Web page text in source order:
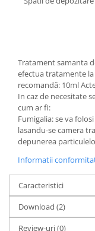
Tratament samanta
efectua tratamente
recomandă: 10ml
In caz de necesitate
cum ar fi:
Fumigalia: se va
lasandu-se camera
depunerea
Informatii
Caracteristici
Download (2)
Review-uri(0)